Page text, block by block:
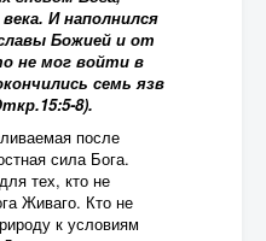
И наполнился
Божией и от
не мог войти в
семь язв
8).
после
сила Бога.
тех, кто не
Живаго. Кто не
к условиям